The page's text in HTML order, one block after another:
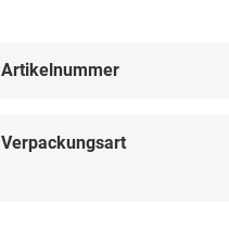
Artikelnummer
Verpackungsart